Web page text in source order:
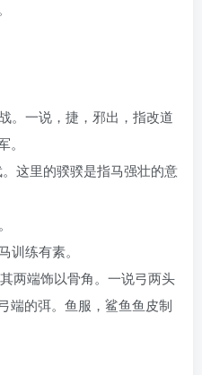
。一说，捷，邪出，指改道
这里的骙骙是指马强壮的意
训练有素。
两端饰以骨角。一说弓两头
端的弭。鱼服，鲨鱼鱼皮制